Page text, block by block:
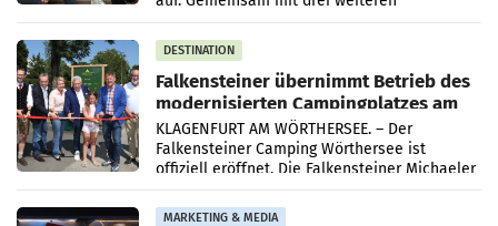
Neubesetzungen entsteht
DESTINATION
Falkensteiner übernimmt Betrieb des
modernisierten Campingplatzes am
Wörthersee
KLAGENFURT AM WÖRTHERSEE. – Der
Falkensteiner Camping Wörthersee ist
offiziell eröffnet. Die Falkensteiner Michaeler
Tourism Group (FMTG) und die Stadtwerke
Klagenfurt haben den
MARKETING & MEDIA